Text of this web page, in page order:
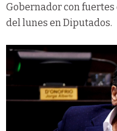
Gobernador con
del lunes en Diputados.